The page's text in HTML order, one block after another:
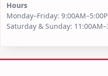
Hours
Monday–Friday:
Saturday & Sunday: